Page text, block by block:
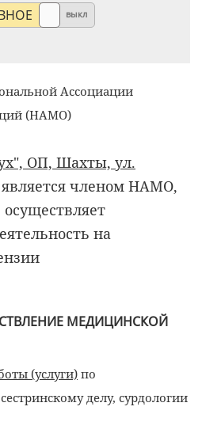
выкл
Ассоциации
(НАМО)
ОП, Шахты, ул.
является членом НАМО,
осуществляет
на
МЕДИЦИНСКОЙ
(услуги) по
делу, сурдологии